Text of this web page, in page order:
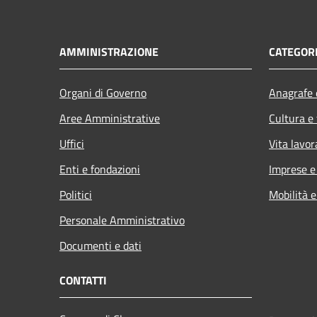
AMMINISTRAZIONE
Organi di Governo
Aree Amministrative
Uffici
Enti e fondazioni
Politici
Personale Amministrativo
Documenti e dati
Cultura
Vita
Imprese
Mobilità
CONTATTI